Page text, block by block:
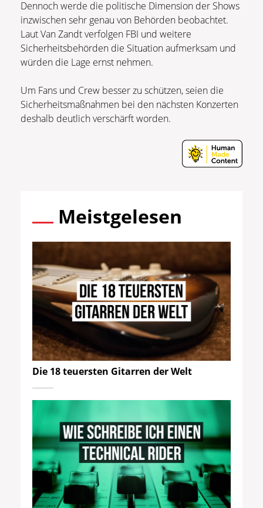
Dennoch werde die politische Dimension der Shows
inzwischen sehr genau von Behörden beobachtet.
Laut Van Zandt verfolgen FBI und weitere
Sicherheitsbehörden die Situation aufmerksam und
würden die Lage ernst nehmen.
Um Fans und Crew besser zu schützen, seien die
Sicherheitsmaßnahmen bei den nächsten Konzerten
deshalb deutlich verschärft worden.
Meistgelesen
Die 18 teuersten Gitarren der Welt